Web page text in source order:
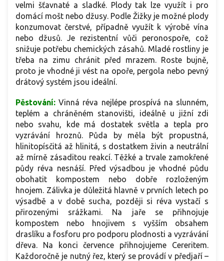
velmi šťavnaté a sladké. Plody tak lze využít i pro
domácí mošt nebo džusy. Podle Žižky je možné plody
konzumovat čerstvé, případně využít k výrobě vína
nebo džusů. Je rezistentní vůči peronospoře, což
snižuje potřebu chemických zásahů. Mladé rostliny je
třeba na zimu chránit před mrazem. Roste bujně,
proto je vhodné ji vést na opoře, pergola nebo pevný
drátový systém jsou ideální.
Pěstování:Vinná réva nejlépe prospívá na slunném,
teplém a chráněném stanovišti, ideálně u jižní zdi
nebo svahu, kde má dostatek světla a tepla pro
vyzrávání hroznů. Půda by měla být propustná,
hlinitopísčitá až hlinitá, s dostatkem živin a neutrální
až mírně zásaditou reakcí. Těžké a trvale zamokřené
půdy réva nesnáší. Před výsadbou je vhodné půdu
obohatit kompostem nebo dobře rozloženým
hnojem. Zálivka je důležitá hlavně v prvních letech po
výsadbě a v době sucha, později si réva vystačí s
přirozenými srážkami. Na jaře se přihnojuje
kompostem nebo hnojivem s vyšším obsahem
draslíku a fosforu pro podporu plodnosti a vyzrávání
dřeva. Na konci července přihnojujeme Cereritem.
Každoročně je nutný řez, který se provádí v předjaří –